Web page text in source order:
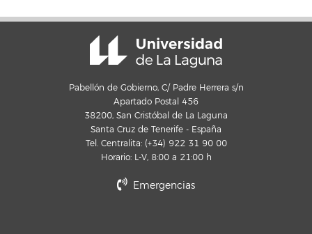
Pabellón de Gobierno, C/ Padre Herrera s/n
Apartado Postal 456
38200, San Cristóbal de La Laguna
Santa Cruz de Tenerife - España
Tel. Centralita: (+34) 922 31 90 00
Horario: L-V, 8:00 a 21:00 h
Emergencias